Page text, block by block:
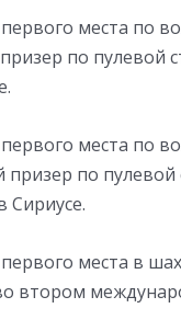
места по
по пулевой
места по
по пулевой
Сириусе.
места в
втором